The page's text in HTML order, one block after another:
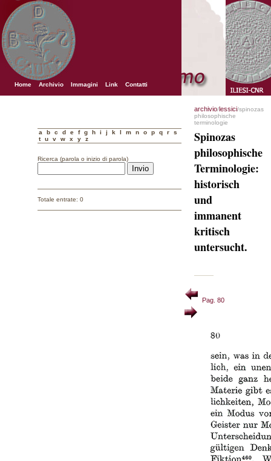
Home Archivio Immagini Link Contatti
a b c d e f g h i j k l m n o p q r
s
t
u v w x y z
Ricerca (parola o inizio di parola)
Totale entrate: 0
archivio/lessici/spinozas
philosophische
terminologie
Spinozas
philosophische
Terminologie:
historisch
und
immanent
kritisch
untersucht.
Pag. 80